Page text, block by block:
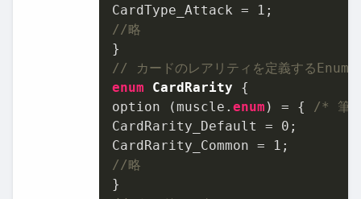
CardType_Attack =
1
//略
// カードのレアリティを定義するEnum
enum
CardRarity {
option (muscle. enum ) = { /* 筆
CardRarity_Default = 0 ;
CardRarity_Common =
1
//略